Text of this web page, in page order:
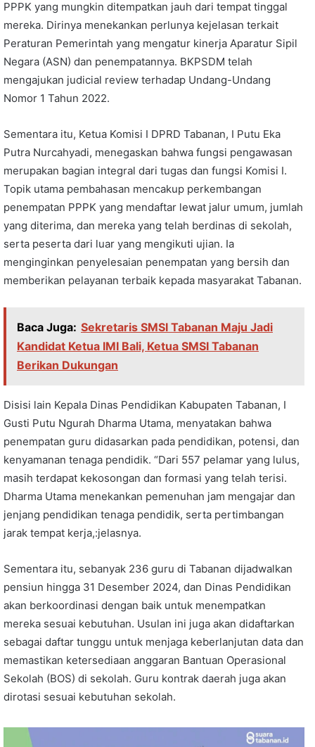
PPPK yang mungkin ditempatkan jauh dari tempat tinggal
mereka. Dirinya menekankan perlunya kejelasan terkait
Peraturan Pemerintah yang mengatur kinerja Aparatur Sipil
Negara (ASN) dan penempatannya. BKPSDM telah
mengajukan judicial review terhadap Undang-Undang
Nomor 1 Tahun 2022.
Sementara itu, Ketua Komisi I DPRD Tabanan, I Putu Eka
Putra Nurcahyadi, menegaskan bahwa fungsi pengawasan
merupakan bagian integral dari tugas dan fungsi Komisi I.
Topik utama pembahasan mencakup perkembangan
penempatan PPPK yang mendaftar lewat jalur umum, jumlah
yang diterima, dan mereka yang telah berdinas di sekolah,
serta peserta dari luar yang mengikuti ujian. Ia
menginginkan penyelesaian penempatan yang bersih dan
memberikan pelayanan terbaik kepada masyarakat Tabanan.
Baca Juga: Sekretaris SMSI Tabanan Maju Jadi
Kandidat Ketua IMI Bali, Ketua SMSI Tabanan
Berikan Dukungan
Disisi lain Kepala Dinas Pendidikan Kabupaten Tabanan, I
Gusti Putu Ngurah Dharma Utama, menyatakan bahwa
penempatan guru didasarkan pada pendidikan, potensi, dan
kenyamanan tenaga pendidik. “Dari 557 pelamar yang lulus,
masih terdapat kekosongan dan formasi yang telah terisi.
Dharma Utama menekankan pemenuhan jam mengajar dan
jenjang pendidikan tenaga pendidik, serta pertimbangan
jarak tempat kerja,:jelasnya.
Sementara itu, sebanyak 236 guru di Tabanan dijadwalkan
pensiun hingga 31 Desember 2024, dan Dinas Pendidikan
akan berkoordinasi dengan baik untuk menempatkan
mereka sesuai kebutuhan. Usulan ini juga akan didaftarkan
sebagai daftar tunggu untuk menjaga keberlanjutan data dan
memastikan ketersediaan anggaran Bantuan Operasional
Sekolah (BOS) di sekolah. Guru kontrak daerah juga akan
dirotasi sesuai kebutuhan sekolah.